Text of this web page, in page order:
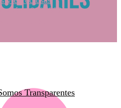
10000002
Transparentes